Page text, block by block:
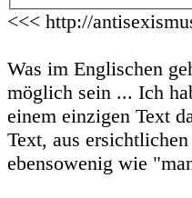
<<< http://
Was im Englischen
möglich sein ... Ich
einem einzigen Text
Text, aus
ebensowenig wie